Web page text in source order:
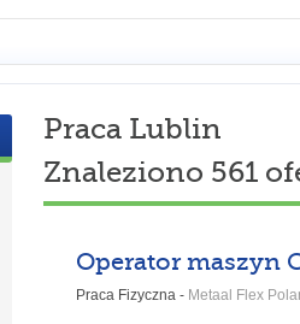
Praca Lublin
Znaleziono 561
Operator maszyn
Praca Fizyczna - Metaal Flex